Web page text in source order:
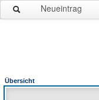
Neueintrag
Übersicht